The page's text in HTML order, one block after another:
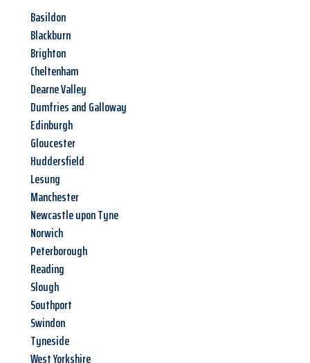
Basildon
Blackburn
Brighton
Cheltenham
Dearne Valley
Dumfries and Galloway
Edinburgh
Gloucester
Huddersfield
Lesung
Manchester
Newcastle upon Tyne
Norwich
Peterborough
Reading
Slough
Southport
Swindon
Tyneside
West Yorkshire